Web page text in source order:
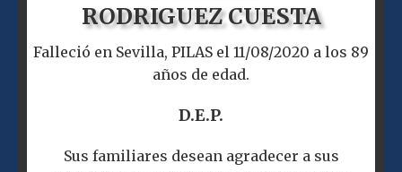
RODRIGUEZ CUESTA
Falleció en Sevilla, PILAS el 11/08/2020 a los 89
años de edad.
D.E.P.
Sus familiares desean agradecer a sus